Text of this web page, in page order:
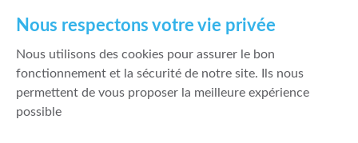
Politique de meilleure sélection
Politique de durabilité
Fonds de garantie des dépôts et de résolution
Nous respectons votre vie privée
Nous utilisons des cookies pour assurer le bon
fonctionnement et la sécurité de notre site. Ils nous
permettent de vous proposer la meilleure expérience
possible